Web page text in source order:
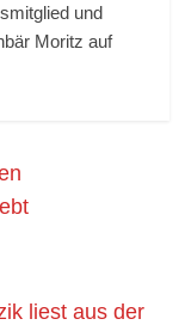
und
Moritz auf
liest aus der